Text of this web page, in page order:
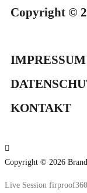
Copyright ©
IMPRESSUM
KONTAKT
Copyright © 2026
Live Session